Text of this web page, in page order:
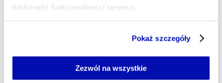
doskonalić funkcjonalności serwisu.
Jeżeli nie wyrażasz zgody na zapisywanie plików cookie,
możesz łatwo zarządzać swoimi uprawnieniami, np. we
własnej przeglądarce internetowej lub po wybraniu opcji
Pokaż szczegóły
Zezwól na wszystkie